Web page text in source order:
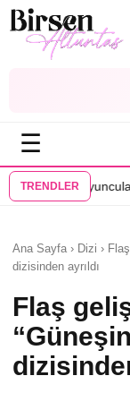
☰
TRENDLER
Serkan Dağlı ve
Ana Sayfa › Dizi ›
dizisinden ayrıldı
Flaş